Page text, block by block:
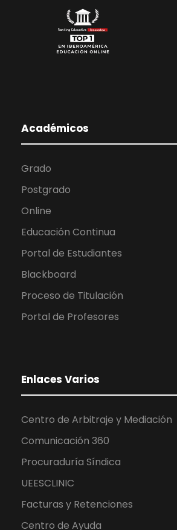
Académicos
Grado
Postgrado
Online
Educación Continua
Portal de Estudiantes
Blackboard
Proceso de Titulación
Portal de Profesores
Enlaces Varios
Centro de Arbitraje y Mediación
Comunicación 360
Procuraduría Síndica
UEESCLINIC
Facturas y Retenciones
Centro de Ayuda